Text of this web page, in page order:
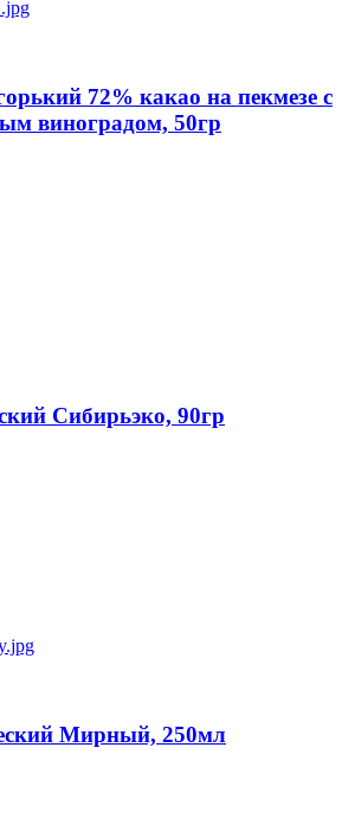
72% какао на пекмезе с
виноградом, 50гр
Сибирьэко, 90гр
Мирный, 250мл